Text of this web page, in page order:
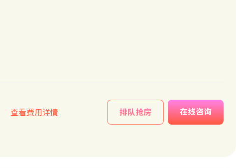
查看费用详情 排队抢房 在线咨询